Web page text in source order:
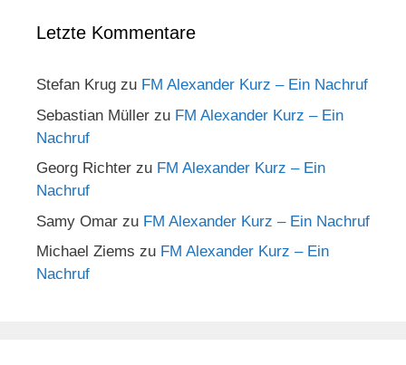
Letzte Kommentare
Stefan Krug zu FM Alexander Kurz – Ein Nachruf
Sebastian Müller zu FM Alexander Kurz – Ein
Nachruf
Georg Richter zu FM Alexander Kurz – Ein
Nachruf
Samy Omar zu FM Alexander Kurz – Ein Nachruf
Michael Ziems zu FM Alexander Kurz – Ein
Nachruf